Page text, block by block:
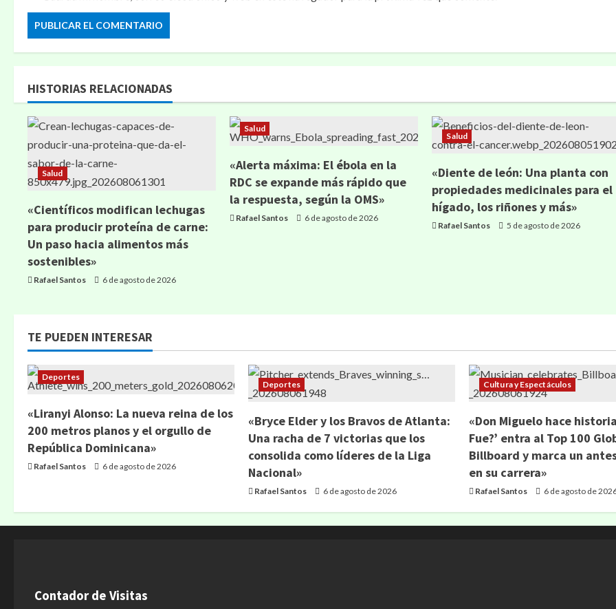
HISTORIAS RELACIONADAS
Salud
«Científicos modifican lechugas
para producir proteína de carne:
Un paso hacia alimentos más
sostenibles»
Rafael Santos 6 de agosto de 2026
Salud
«Alerta máxima: El ébola en la
RDC se expande más rápido que
la respuesta, según la OMS»
Rafael Santos 6 de agosto de 2026
Salud
«Diente de león: Una planta con
propiedades medicinales para el
hígado, los riñones y más»
Rafael Santos 5 de agosto de 2026
TE PUEDEN INTERESAR
Deportes
«Liranyi Alonso: La nueva reina de los
200 metros planos y el orgullo de
República Dominicana»
Rafael Santos 6 de agosto de 2026
Deportes
«Bryce Elder y los Bravos de Atlanta:
Una racha de 7 victorias que los
consolida como líderes de la Liga
Nacional»
Rafael Santos 6 de agosto de 2026
Cultura y Espectáculos
«Don Miguelo hace
Fue?’ entra al Top 100
Billboard y marca un
en su carrera»
Rafael Santos 6 de agosto de
Contador de Visitas